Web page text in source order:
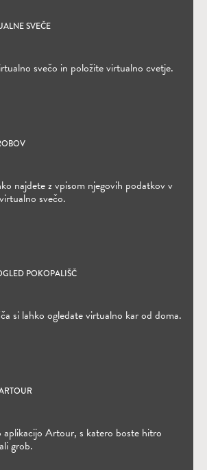
SVEČE
svečo in položite virtualno cvetje.
oknu)
najdete z vpisom njegovih podatkov v
svečo.
oknu)
POKOPALIŠČ
si lahko ogledate virtualno kar od doma.
aplikacijo Artour, s katero boste hitro
grob.
oknu)